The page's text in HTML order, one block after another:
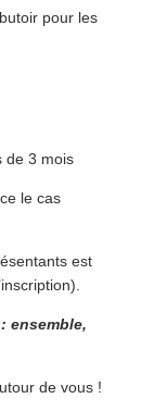
pour les
de 3 mois
le cas
est
ensemble,
de vous !